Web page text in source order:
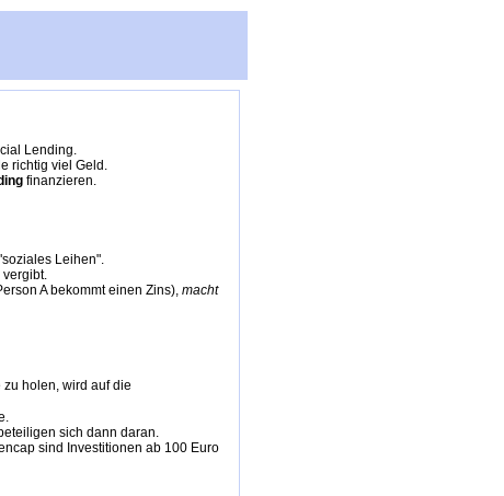
Lending.
richtig viel Geld.
finanzieren.
Leihen".
vergibt.
A bekommt einen Zins), macht
holen, wird auf die
sich dann daran.
sind Investitionen ab 100 Euro